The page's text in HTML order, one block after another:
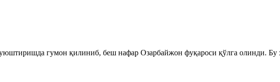
гумон қилиниб, беш нафар Озарбайжон фуқароси қўлга олинди.